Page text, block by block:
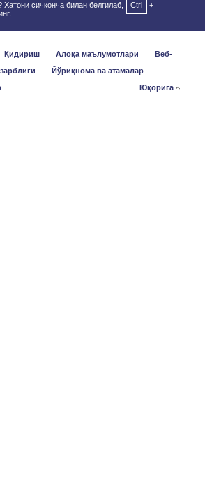
сичқонча билан белгилаб, Ctrl
+
Қидириш Алоқа маълумотлари
Веб-
Йўриқнома ва атамалар
Юқорига